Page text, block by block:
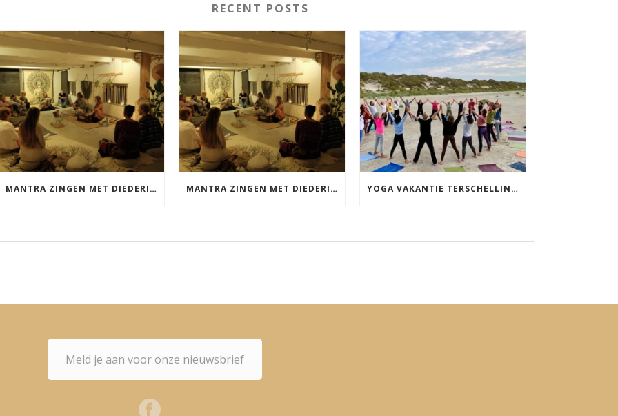
RECENT POSTS
MANTRA ZINGEN MET DIEDERICK VRIJDAG 25 SEPTEMBER EN 20 NOVEMBER MANTRA ZINGEN MET DIEDERICK IN LEEUWARDEN VRIJDAG 12 JUNI KIRTAN YOGA VAKANTIE TERSCHELLING 17 T/M 19 JULI
Meld je aan voor onze nieuwsbrief